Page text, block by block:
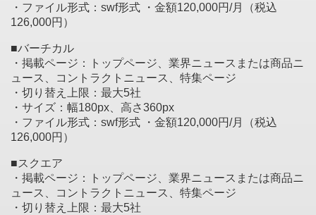
・ファイル形式：swf形式 ・金額120,000円/月（税込
126,000円）
■バーチカル
・掲載ページ：トップページ、業界ニュースまたは商品ニ
ュース、コントラクトニュース、特集ページ
・切り替え上限：最大5社
・サイズ：幅180px、高さ360px
・ファイル形式：swf形式 ・金額120,000円/月（税込
126,000円）
■スクエア
・掲載ページ：トップページ、業界ニュースまたは商品ニ
ュース、コントラクトニュース、特集ページ
・切り替え上限：最大5社